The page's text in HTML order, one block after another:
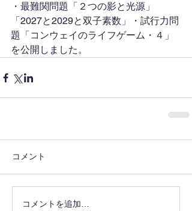
・最難関問題「２つの影と光源」
「2027と2029と双子素数」・試行力問
題「コンウェイのライフゲーム・４」
を公開しました。
コメント
コメントを追加…